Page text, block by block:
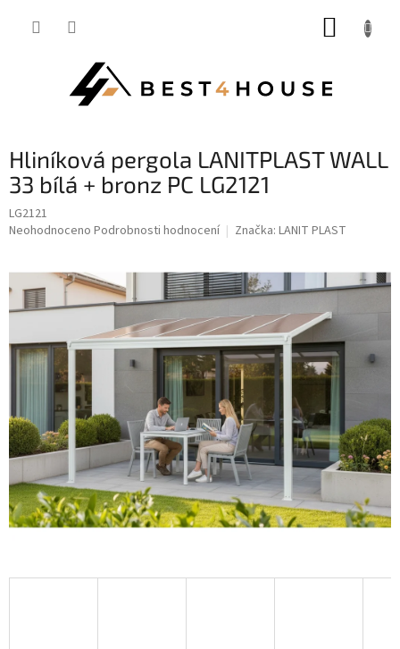
hliníková pergola LANITPLAST WALL
33 bílá + bronz PC LG2121
LG2121
Průměrné
0,0
z
hvězdiček.
Neohodnoceno Podrobnosti hodnocení Značka: LANIT PLAST